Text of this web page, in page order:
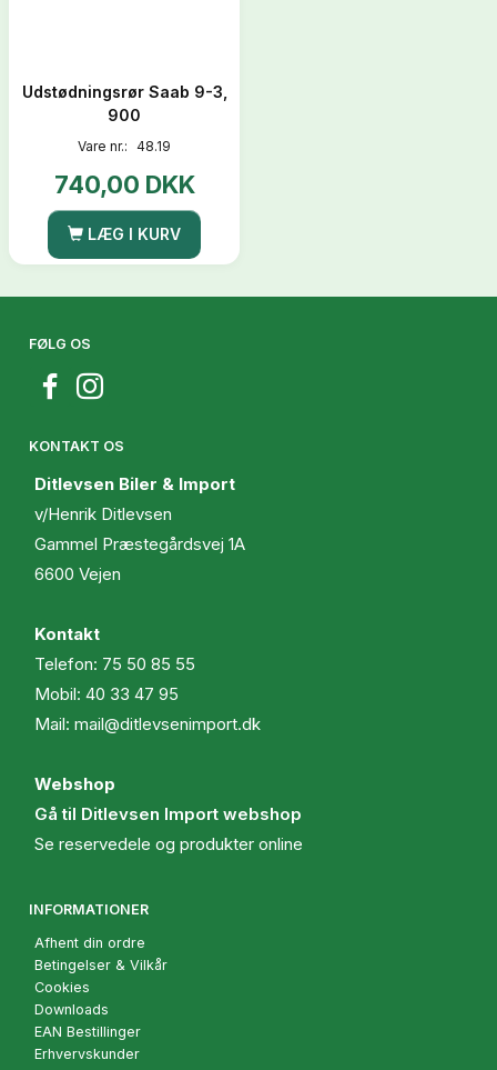
Udstødningsrør Saab 9-3,
900
Vare nr.: 48.19
740,00 DKK
LÆG I KURV
FØLG OS
KONTAKT OS
Ditlevsen Biler & Import
v/Henrik Ditlevsen
Gammel Præstegårdsvej 1A
6600 Vejen
Kontakt
Telefon: 75 50 85 55
Mobil: 40 33 47 95
Mail: mail@ditlevsenimport.dk
Webshop
Gå til Ditlevsen Import webshop
Se reservedele og produkter online
INFORMATIONER
Afhent din ordre
Betingelser & Vilkår
Cookies
Downloads
EAN Bestillinger
Erhvervskunder